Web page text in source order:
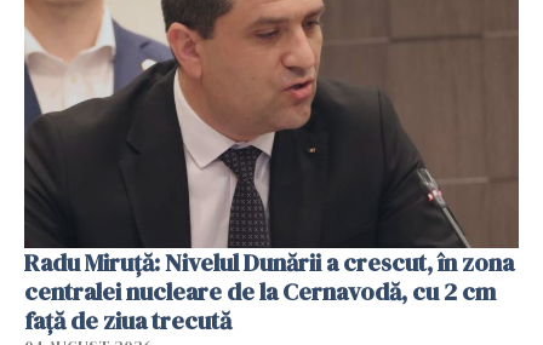
Radu Miruţă: Nivelul Dunării a crescut, în zona
centralei nucleare de la Cernavodă, cu 2 cm
faţă de ziua trecută